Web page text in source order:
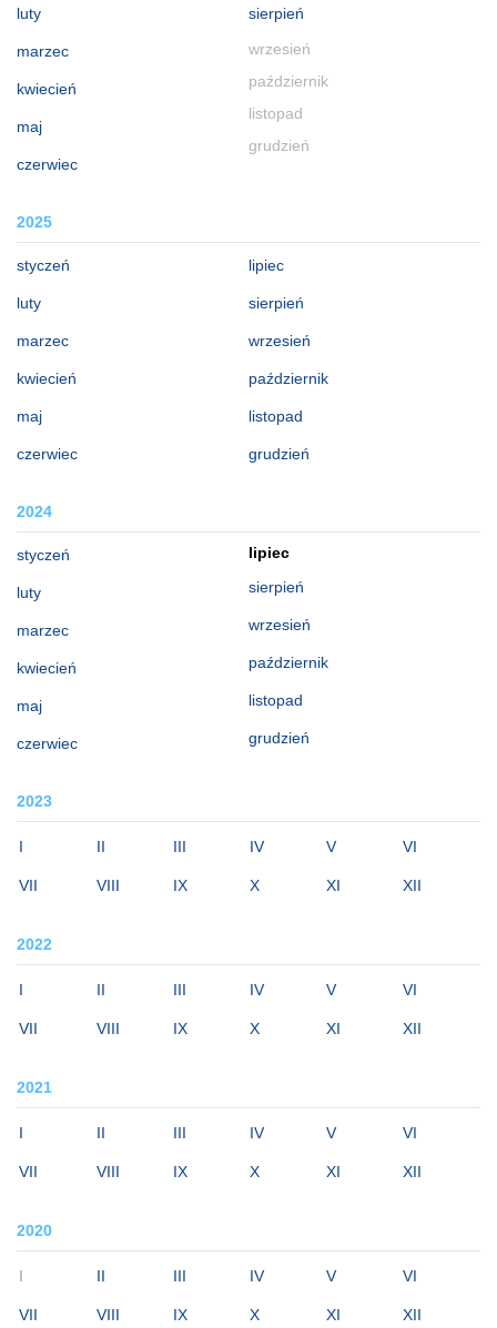
luty
marzec
kwiecień
maj
czerwiec
sierpień
wrzesień
październik
listopad
grudzień
2025
styczeń
luty
marzec
kwiecień
maj
czerwiec
lipiec
sierpień
wrzesień
październik
listopad
grudzień
2024
styczeń
luty
marzec
kwiecień
maj
czerwiec
lipiec
sierpień
wrzesień
październik
listopad
grudzień
2023
I II III IV V VI
VII VIII IX X XI XII
2022
I II III IV V VI
VII VIII IX X XI XII
2021
I II III IV V VI
VII VIII IX X XI XII
2020
I II III IV V VI
VII VIII IX X XI XII